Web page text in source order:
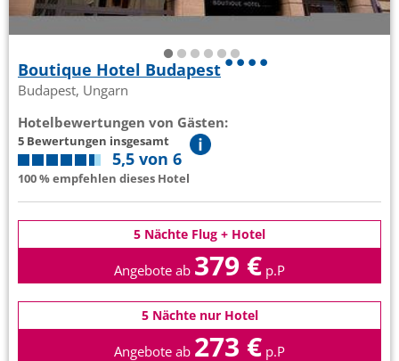
Boutique Hotel Budapest
Budapest, Ungarn
Hotelbewertungen von Gästen:
5 Bewertungen insgesamt
5,5 von 6
100 % empfehlen dieses Hotel
5 Nächte Flug + Hotel
Angebote ab 379 € p.P
5 Nächte nur Hotel
Angebote ab 273 € p.P